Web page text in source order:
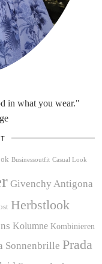
in what you wear."
Businessoutfit Casual Look
Givenchy Antigona
Herbstlook
Kolumne Kombinieren
Sonnenbrille Prada